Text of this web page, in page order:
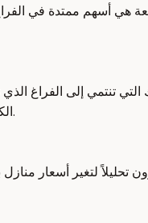
هي أسهم ممتدة في
تنتمي إلى الفراغ
الكمبيوتر، أن الأشعة عبارة عن قوائم مرتبة من الأرقام.
لتغير أسعار منازل